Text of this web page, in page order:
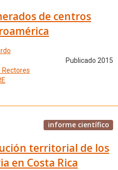
de centros
Publicado 2015
Rectores
informe científico
territorial de los
en Costa Rica